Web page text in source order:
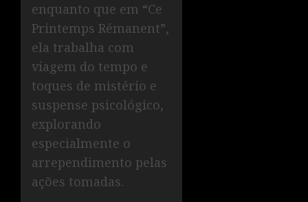
enquanto que em “Ce
Printemps Rémanent”,
ela trabalha com
viagem do tempo e
toques de mistério e
suspense psicológico,
explorando
especialmente o
arrependimento pelas
ações tomadas.